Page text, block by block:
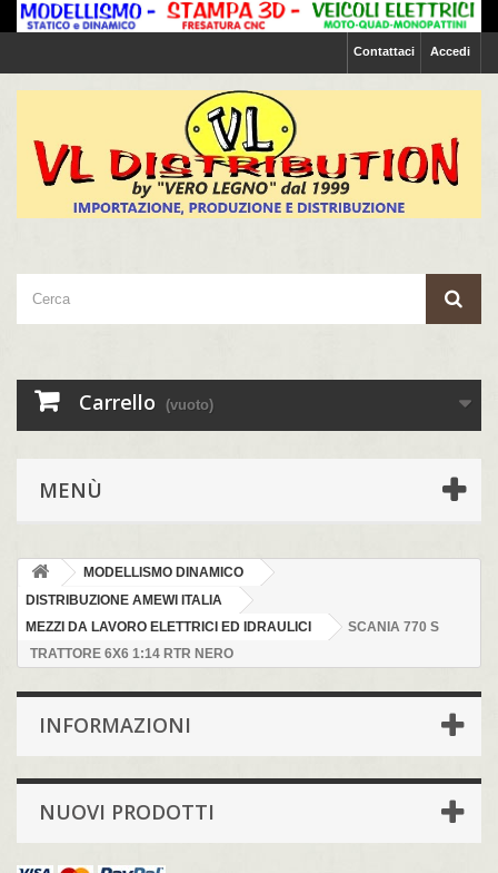
Accedi
Contattaci
Carrello (vuoto)
MENÙ
MODELLISMO DINAMICO
DISTRIBUZIONE AMEWI ITALIA
MEZZI DA LAVORO ELETTRICI ED IDRAULICI
SCANIA 770 S
TRATTORE 6X6 1:14 RTR NERO
INFORMAZIONI
NUOVI PRODOTTI